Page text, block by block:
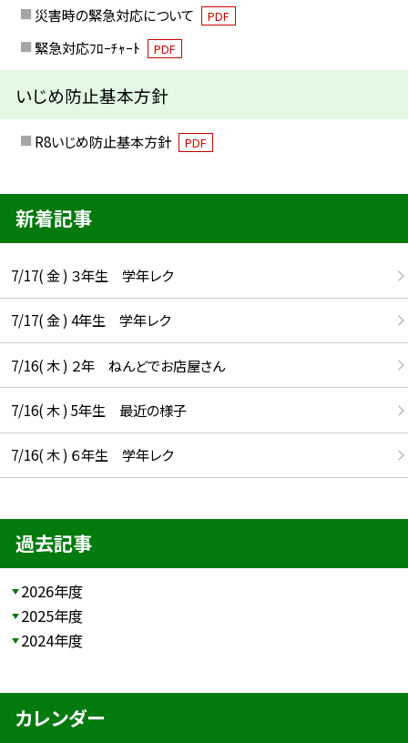
災害時の緊急対応について PDF
緊急対応ﾌﾛｰﾁｬｰﾄ PDF
いじめ防止基本方針
R8いじめ防止基本方針 PDF
新着記事
7/17( 金 ) ３年生 学年レク
7/17( 金 ) 4年生 学年レク
7/16( 木 ) ２年 ねんどでお店屋さん
7/16( 木 ) 5年生 最近の様子
7/16( 木 ) ６年生 学年レク
過去記事
2026年度
2025年度
2024年度
カレンダー